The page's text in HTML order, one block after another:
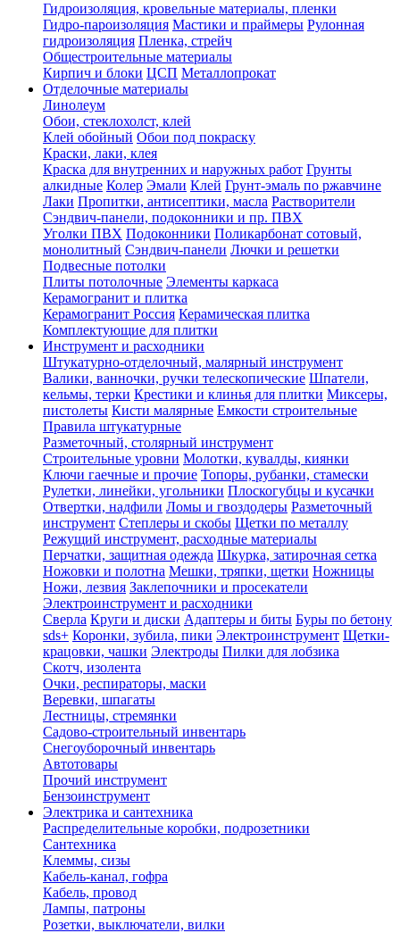
Гидроизоляция, кровельные материалы, пленки
Гидро-пароизоляция Мастики и праймеры Рулонная
гидроизоляция Пленка, стрейч
Общестроительные материалы
Кирпич и блоки ЦСП Металлопрокат
Отделочные материалы
Линолеум
Обои, стеклохолст, клей
Клей обойный Обои под покраску
Краски, лаки, клея
Краска для внутренних и наружных работ Грунты
алкидные Колер Эмали Клей Грунт-эмаль по ржавчине
Лаки Пропитки, антисептики, масла Растворители
Сэндвич-панели, подоконники и пр. ПВХ
Уголки ПВХ Подоконники Поликарбонат сотовый,
монолитный Сэндвич-панели Лючки и решетки
Подвесные потолки
Плиты потолочные Элементы каркаса
Керамогранит и плитка
Керамогранит Россия Керамическая плитка
Комплектующие для плитки
Инструмент и расходники
Штукатурно-отделочный, малярный инструмент
Валики, ванночки, ручки телескопические Шпатели,
кельмы, терки Крестики и клинья для плитки Миксеры,
пистолеты Кисти малярные Емкости строительные
Правила штукатурные
Разметочный, столярный инструмент
Строительные уровни Молотки, кувалды, киянки
Ключи гаечные и прочие Топоры, рубанки, стамески
Рулетки, линейки, угольники Плоскогубцы и кусачки
Отвертки, надфили Ломы и гвоздодеры Разметочный
инструмент Степлеры и скобы Щетки по металлу
Режущий инструмент, расходные материалы
Перчатки, защитная одежда Шкурка, затирочная сетка
Ножовки и полотна Мешки, тряпки, щетки Ножницы
Ножи, лезвия Заклепочники и просекатели
Электроинструмент и расходники
Сверла Круги и диски Адаптеры и биты Буры по бетону
sds+ Коронки, зубила, пики Электроинструмент Щетки-
крацовки, чашки Электроды Пилки для лобзика
Скотч, изолента
Очки, респираторы, маски
Веревки, шпагаты
Лестницы, стремянки
Садово-строительный инвентарь
Снегоуборочный инвентарь
Автотовары
Прочий инструмент
Бензоинструмент
Электрика и сантехника
Распределительные коробки, подрозетники
Сантехника
Клеммы, сизы
Кабель-канал, гофра
Кабель, провод
Лампы, патроны
Розетки, выключатели, вилки